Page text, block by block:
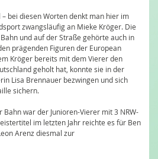
bei diesen Worten denkt man hier im
zwangsläufig an Mieke Kröger. Die
und auf der Straße gehörte auch in
prägenden Figuren der European
Kröger bereits mit dem Vierer den
geholt hat, konnte sie in der
Lisa Brennauer bezwingen und sich
sichern.
war der Junioren-Vierer mit 3 NRW-
im letzten Jahr reichte es für Ben
Arenz diesmal zur